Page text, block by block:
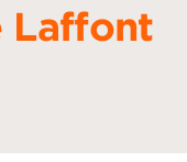
Laffont